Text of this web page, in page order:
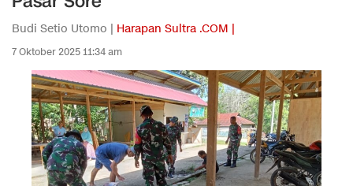
Budi Setio Utomo | Harapan Sultra .COM |
7 Oktober 2025 11:34 am